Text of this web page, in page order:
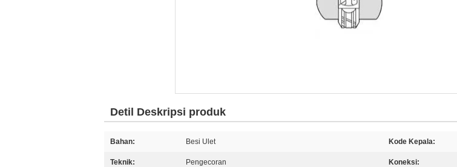
Detil Deskripsi produk
Bahan: Besi Ulet Kode Kepala:
Teknik: Pengecoran Koneksi: